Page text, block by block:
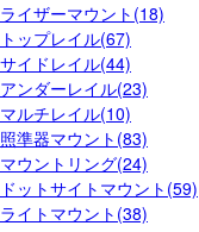
ライザーマウント(18)
トップレイル(67)
サイドレイル(44)
アンダーレイル(23)
マルチレイル(10)
照準器マウント(83)
マウントリング(24)
ドットサイトマウント(59)
ライトマウント(38)